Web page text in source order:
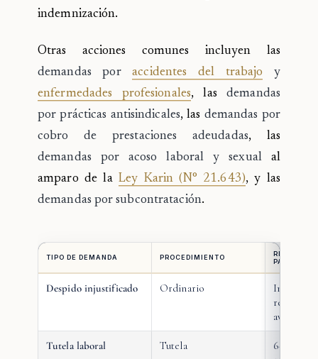
indemnización.
Otras acciones comunes incluyen las
demandas poraccidentes del trabajo y
enfermedades profesionales, lasdemandas
por prácticas antisindicales, las demandas por
cobro de prestaciones adeudadas, las
demandas por acoso laboral y sexualal
amparo de laLey Karin (N° 21.643), y las
demandas por subcontratación.
TIPO DE DEMANDA PROCEDIMIENTO
RIESGO
PARA EL
Despido injustificado Ordinario
recargos
aviso
Tutela laboral Tutela
6-11